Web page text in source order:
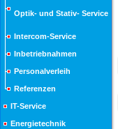
Optik- und Stativ- Service
Intercom-Service
Inbetriebnahmen
Personalverleih
Referenzen
IT-Service
Energietechnik